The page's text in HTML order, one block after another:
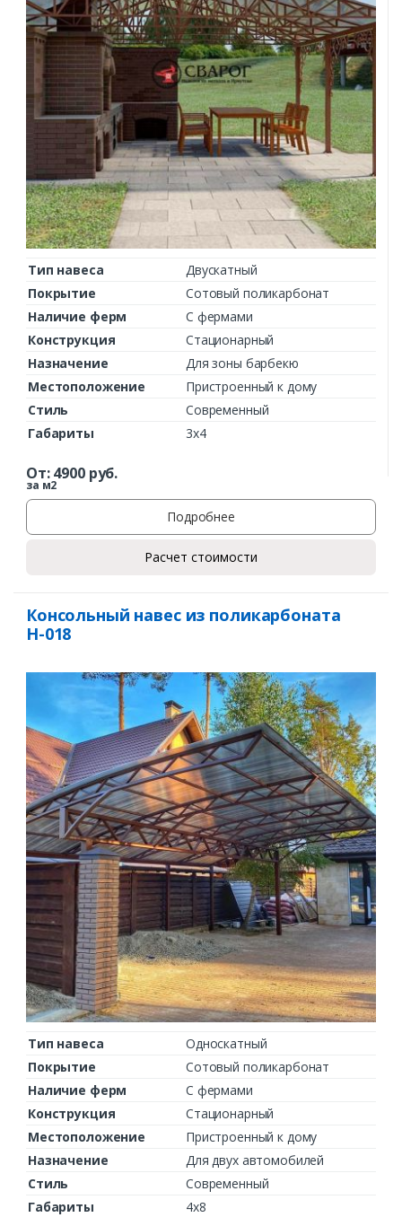
Тип навеса
Двускатный
Покрытие
Сотовый поликарбонат
Наличие ферм
С фермами
Конструкция
Стационарный
Назначение
Для зоны барбекю
Местоположение
Пристроенный к дому
Стиль
Современный
Габариты
3х4
От:4900руб.
за м2
Подробнее
Расчет стоимости
Консольный навес из поликарбоната
Н-018
Тип навеса
Односкатный
Покрытие
Сотовый поликарбонат
Наличие ферм
С фермами
Конструкция
Стационарный
Местоположение
Пристроенный к дому
Назначение
Для двух автомобилей
Стиль
Современный
Габариты
4х8